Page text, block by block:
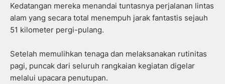
Kedatangan mereka menandai tuntasnya perjalanan lintas
alam yang secara total menempuh jarak fantastis sejauh
51 kilometer pergi-pulang.
Setelah memulihkan tenaga dan melaksanakan rutinitas
pagi, puncak dari seluruh rangkaian kegiatan digelar
melalui upacara penutupan.